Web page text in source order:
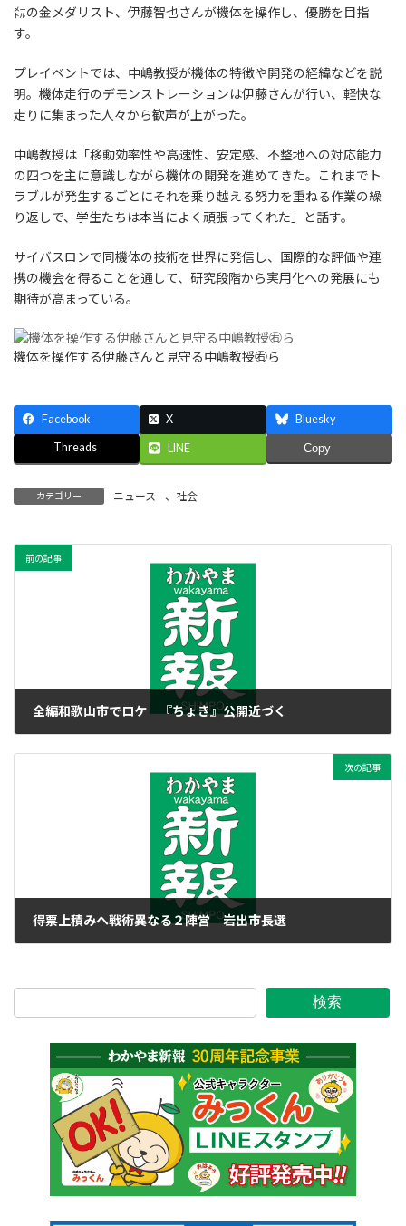
㍍の金メダリスト、伊藤智也さんが機体を操作し、優勝を目指
す。
プレイベントでは、中嶋教授が機体の特徴や開発の経緯などを説
明。機体走行のデモンストレーションは伊藤さんが行い、軽快な
走りに集まった人々から歓声が上がった。
中嶋教授は「移動効率性や高速性、安定感、不整地への対応能力
の四つを主に意識しながら機体の開発を進めてきた。これまでト
ラブルが発生するごとにそれを乗り越える努力を重ねる作業の繰
り返しで、学生たちは本当によく頑張ってくれた」と話す。
サイバスロンで同機体の技術を世界に発信し、国際的な評価や連
携の機会を得ることを通して、研究段階から実用化への発展にも
期待が高まっている。
機体を操作する伊藤さんと見守る中嶋教授㊨ら
Facebook X Bluesky
Threads LINE Copy
カテゴリー ニュース 、 社会
前の記事
全編和歌山市でロケ 『ちょき』公開近づく
次の記事
得票上積みへ戦術異なる２陣営 岩出市長選
検索